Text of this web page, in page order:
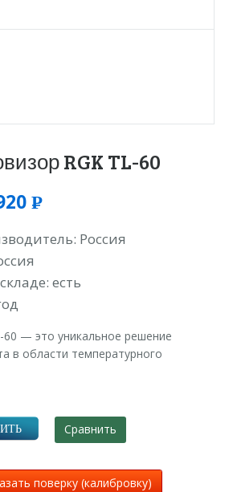
RGK TL-60
Р
УБ.
Россия
есть
60 — это уникальное решение
в области температурного
Сравнить
поверку (калибровку)